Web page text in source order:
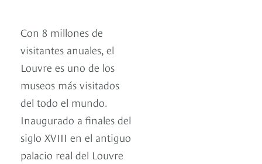
Con 8 millones de
visitantes anuales, el
Louvre es uno de los
museos más visitados
del todo el mundo.
Inaugurado a finales del
siglo XVIII en el antiguo
palacio real del Louvre